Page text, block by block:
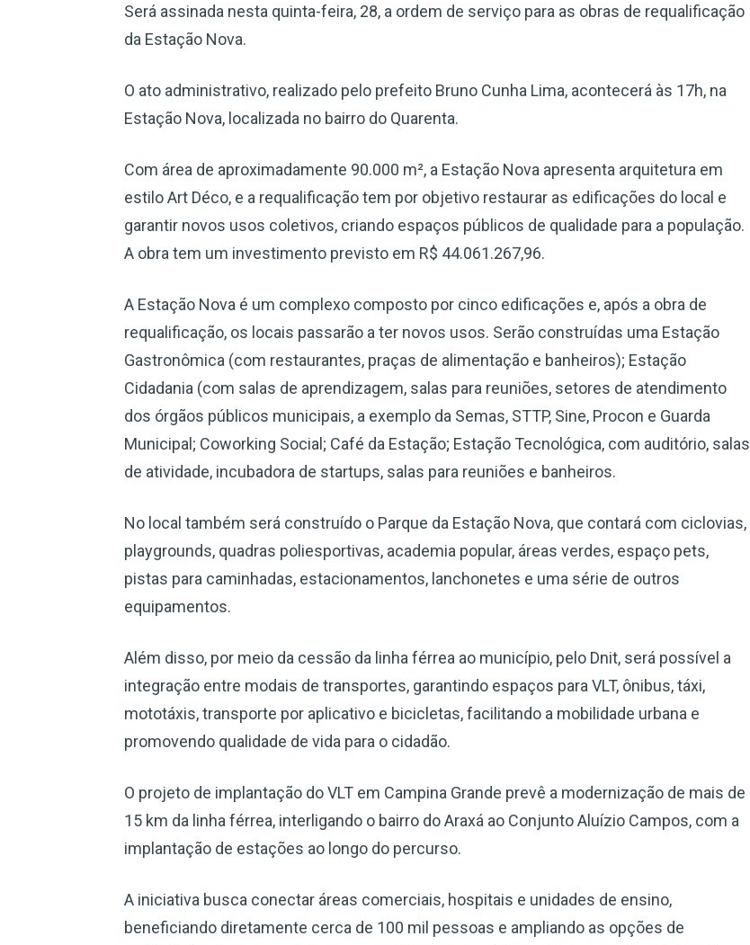
Será assinada nesta quinta-feira, 28, a ordem de serviço para as obras de requalificação
da Estação Nova.
O ato administrativo, realizado pelo prefeito Bruno Cunha Lima, acontecerá às 17h, na
Estação Nova, localizada no bairro do Quarenta.
Com área de aproximadamente 90.000 m², a Estação Nova apresenta arquitetura em
estilo Art Déco, e a requalificação tem por objetivo restaurar as edificações do local e
garantir novos usos coletivos, criando espaços públicos de qualidade para a população.
A obra tem um investimento previsto em R$ 44.061.267,96.
A Estação Nova é um complexo composto por cinco edificações e, após a obra de
requalificação, os locais passarão a ter novos usos. Serão construídas uma Estação
Gastronômica (com restaurantes, praças de alimentação e banheiros); Estação
Cidadania (com salas de aprendizagem, salas para reuniões, setores de atendimento
dos órgãos públicos municipais, a exemplo da Semas, STTP, Sine, Procon e Guarda
Municipal; Coworking Social; Café da Estação; Estação Tecnológica, com auditório, salas
de atividade, incubadora de startups, salas para reuniões e banheiros.
No local também será construído o Parque da Estação Nova, que contará com ciclovias,
playgrounds, quadras poliesportivas, academia popular, áreas verdes, espaço pets,
pistas para caminhadas, estacionamentos, lanchonetes e uma série de outros
equipamentos.
Além disso, por meio da cessão da linha férrea ao município, pelo Dnit, será possível a
integração entre modais de transportes, garantindo espaços para VLT, ônibus, táxi,
mototáxis, transporte por aplicativo e bicicletas, facilitando a mobilidade urbana e
promovendo qualidade de vida para o cidadão.
O projeto de implantação do VLT em Campina Grande prevê a modernização de mais de
15 km da linha férrea, interligando o bairro do Araxá ao Conjunto Aluízio Campos, com a
implantação de estações ao longo do percurso.
A iniciativa busca conectar áreas comerciais, hospitais e unidades de ensino,
beneficiando diretamente cerca de 100 mil pessoas e ampliando as opções de